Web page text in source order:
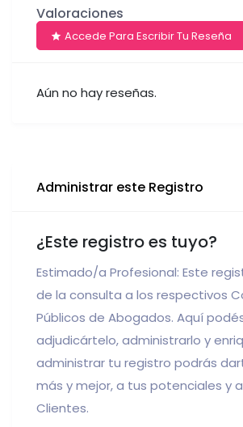
Valoraciones
Accede Para Escribir Tu Reseña
Aún no hay reseñas.
Administrar este Registro
¿Este registro es tuyo?
Estimado/a Profesional: Este
de la consulta a los respectivos
Públicos de Abogados. Aquí
adjudicártelo, administrarlo y
administrar tu registro podrás
más y mejor, a tus potenciales y
Clientes.